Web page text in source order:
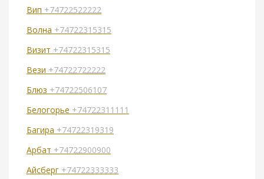
Вип +74722522222
Волна +74722315315
Визит +74722315315
Вези +74722722222
Блюз +74722506107
Белогорье +74722311111
Багира +74722319319
Арбат +74722900900
Айсберг +74722333333